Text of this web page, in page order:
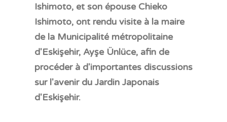
Ishimoto, et son épouse Chieko
Ishimoto, ont rendu visite à la maire
de la Municipalité métropolitaine
d'Eskişehir, Ayşe Ünlüce, afin de
procéder à d'importantes discussions
sur l'avenir du Jardin Japonais
d'Eskişehir.